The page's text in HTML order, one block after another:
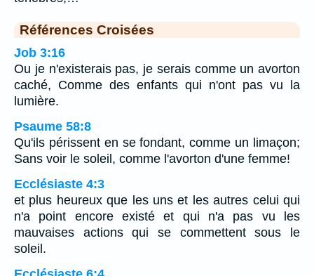
Références Croisées
Job 3:16
Ou je n'existerais pas, je serais comme un avorton
caché, Comme des enfants qui n'ont pas vu la
lumière.
Psaume 58:8
Qu'ils périssent en se fondant, comme un limaçon;
Sans voir le soleil, comme l'avorton d'une femme!
Ecclésiaste 4:3
et plus heureux que les uns et les autres celui qui
n'a point encore existé et qui n'a pas vu les
mauvaises actions qui se commettent sous le
soleil.